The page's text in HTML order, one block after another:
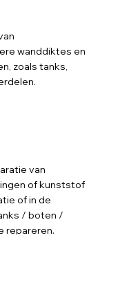
wanddiktes en
zoals tanks,
van
of kunststof
of in de
/ boten /
repareren.